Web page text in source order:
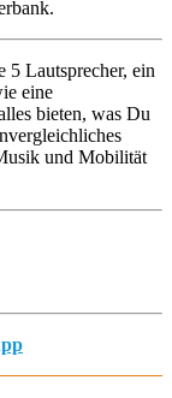
5 Lautsprecher, ein
eine
bieten, was Du
und Mobilität